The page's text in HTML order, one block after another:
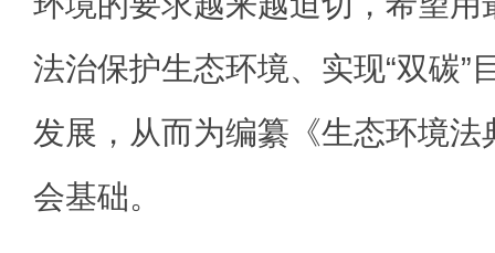
法治保护生态环境、实现“双碳”
发展，从而为编纂《生态环境
会基础。